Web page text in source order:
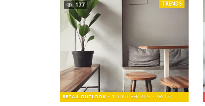
177
RETAIL OUTLOOK 10 OKTOBER 2023 177
TRENDS